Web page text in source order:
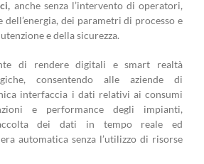
anche senza l’intervento di operatori,
dei parametri di processo e
e della sicurezza.
di rendere digitali e smart realtà
consentendo alle aziende di
interfaccia i dati relativi ai consumi
e performance degli impianti,
dei dati in tempo reale ed
automatica senza l’utilizzo di risorse